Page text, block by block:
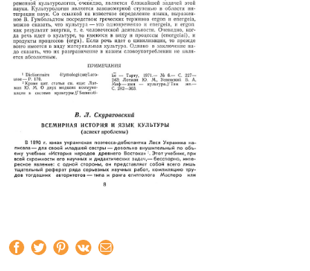
Facebook
TwitterPinterest
Vk Email